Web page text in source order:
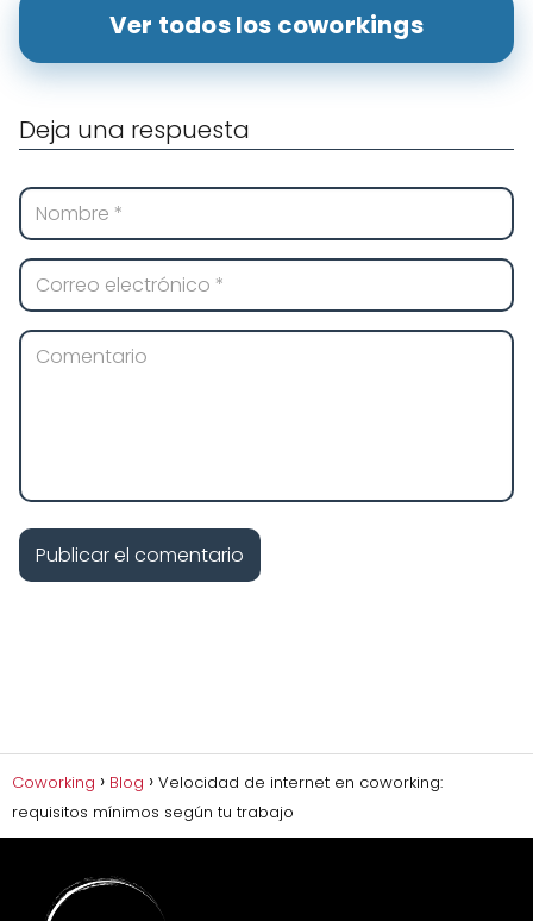
Ver todos los coworkings
Deja una respuesta
Coworking Blog
Velocidad de internet en coworking:
requisitos mínimos según tu trabajo